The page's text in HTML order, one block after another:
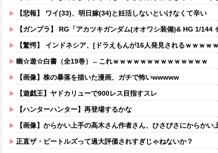
【悲報】 ワイ(33)、明日嫁(34)と妊活しないといけなくて辛い
【ガンプラ】 RG「アカツキガンダム(オオワシ装備)& HG 1/144 ゼウスシルエット + カスタムジョイントパーツセット」【ガ
【驚愕】 インドネシア、[ドラえもんが16人発見されるｗｗｗｗ
幽☆遊☆白書（全19巻）←これｗｗｗｗｗｗｗｗｗｗｗｗｗｗ
【画像】株の暴落を描いた漫画、ガチで怖いwwwww
【遊戯王】ヤドカリューで900レス目指すスレ
【ハンターハンター】再登場するかな
【画像】からかい上手の高木さん作者さん、ひさびさにからかい上手の高木
正直ザ・ビートルズって過大評価されすぎじゃねないか？